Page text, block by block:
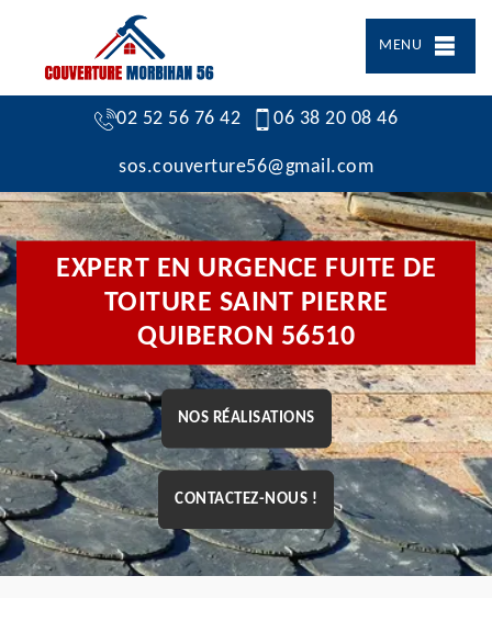
MENU
02 52 56 76 42 06 38 20 08 46
sos.couverture56@gmail.com
EXPERT EN URGENCE FUITE DE
TOITURE SAINT PIERRE
QUIBERON 56510
NOS RÉALISATIONS
CONTACTEZ-NOUS !